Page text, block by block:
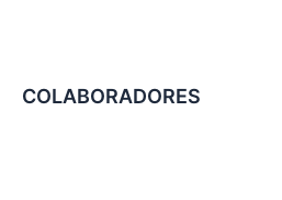
COLABORADORES